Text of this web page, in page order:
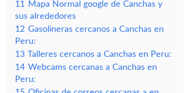
11
Mapa Normal google de Canchas y
sus alrededores
12 Gasolineras cercanos a Canchas en
Peru:
13 Talleres cercanos a Canchas en Peru:
14 Webcams cercanas a Canchas en
Peru: